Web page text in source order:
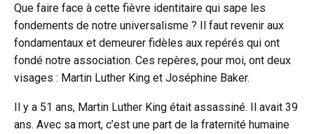
Que faire face à cette fièvre identitaire qui sape les
fondements de notre universalisme ? Il faut revenir aux
fondamentaux et demeurer fidèles aux repérés qui ont
fondé notre association. Ces repères, pour moi, ont deux
visages : Martin Luther King et Joséphine Baker.
Il y a 51 ans, Martin Luther King était assassiné. Il avait 39
ans. Avec sa mort, c’est une part de la fraternité humaine